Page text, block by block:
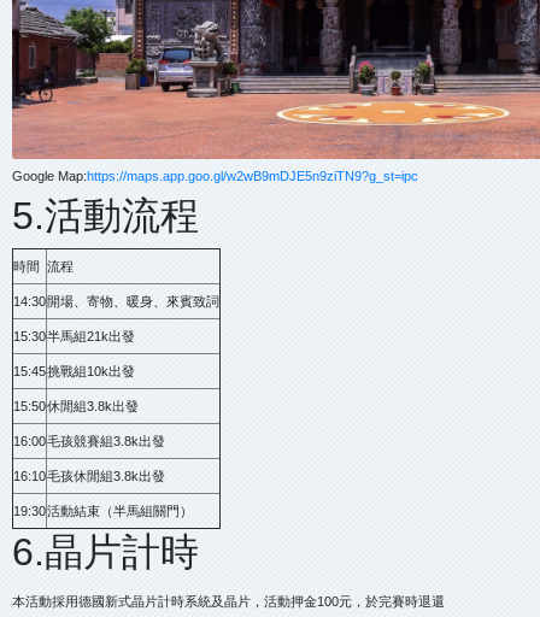
Google Map:https://maps.app.goo.gl/w2wB9mDJE5n9ziTN9?g_st=ipc
5.活動流程
時間 流程
14:30開場、寄物、暖身、來賓致詞
15:30半馬組21k出發
15:45挑戰組10k出發
15:50休閒組3.8k出發
16:00毛孩競賽組3.8k出發
16:10毛孩休閒組3.8k出發
19:30活動結束（半馬組關門）
6.晶片計時
本活動採用德國新式晶片計時系統及晶片，活動押金100元，於完賽時退還